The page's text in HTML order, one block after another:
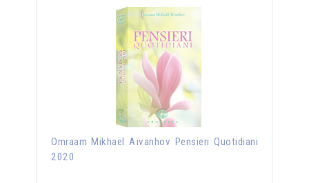
Omraam Mikhaël Aïvanhov Pensieri Quotidiani
2020